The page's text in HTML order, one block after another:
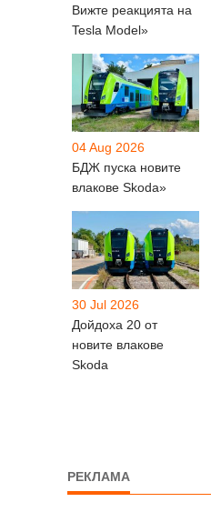
Вижте реакцията на
Tesla Model»
04 Aug 2026
БДЖ пуска новите
влакове Skoda»
30 Jul 2026
Дойдоха 20 от
новите влакове
Skoda
РЕКЛАМА